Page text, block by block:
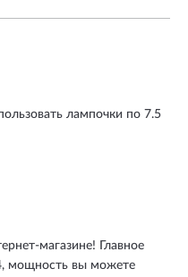
лампочки по 7.5
магазине! Главное
мощность вы можете